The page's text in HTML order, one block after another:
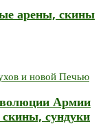
арены, скины
Армии
скины, сундуки